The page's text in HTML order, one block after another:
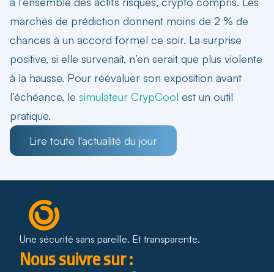
marchés de prédiction donnent moins de 2 % de
chances à un accord formel ce soir. La surprise
positive, si elle survenait, n’en serait que plus violente
à la hausse. Pour réévaluer son exposition avant
l’échéance, le simulateur CrypCool est un outil
pratique.
Lire toute l'actualité du jour
Une sécurité sans pareille. Et transparente.
Nous suivre sur :